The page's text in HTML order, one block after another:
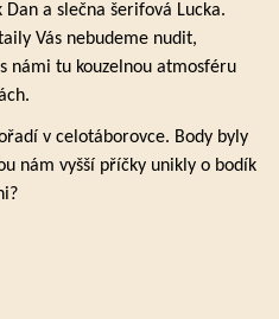
a slečna šerifová Lucka.
Vás nebudeme nudit,
námi tu kouzelnou atmosféru
v celotáborovce. Body byly
nám vyšší příčky unikly o bodík